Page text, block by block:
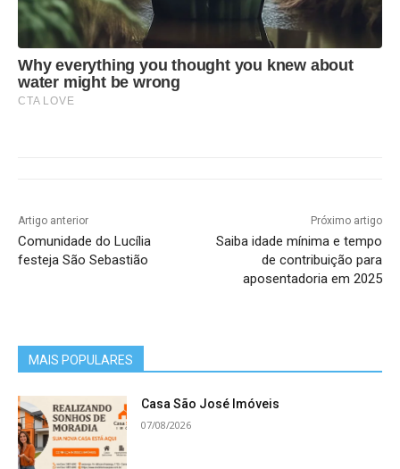
Why everything you thought you knew about
water might be wrong
CTA LOVE
Artigo anterior
Comunidade do Lucília
festeja São Sebastião
Próximo artigo
Saiba idade mínima e tempo
de contribuição para
aposentadoria em 2025
MAIS POPULARES
Casa São José Imóveis
07/08/2026